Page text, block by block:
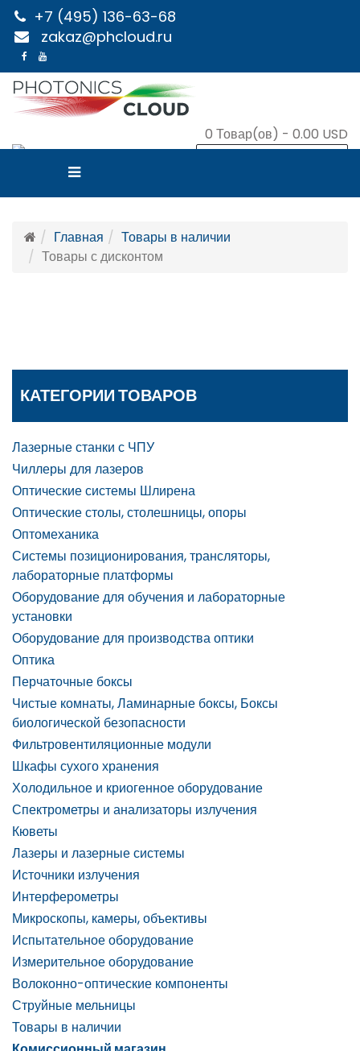
+7 (495) 136-63-68
zakaz@phcloud.ru
0 Товар(ов) - 0.00 USD
Главная
Товары в наличии
Товары с дисконтом
КАТЕГОРИИ ТОВАРОВ
Лазерные станки с ЧПУ
Чиллеры для лазеров
Оптические системы Шлирена
Оптические столы, столешницы, опоры
Оптомеханика
Системы позиционирования, трансляторы,
лабораторные платформы
Оборудование для обучения и лабораторные
установки
Оборудование для производства оптики
Оптика
Перчаточные боксы
Чистые комнаты, Ламинарные боксы, Боксы
биологической безопасности
Фильтровентиляционные модули
Шкафы сухого хранения
Холодильное и криогенное оборудование
Спектрометры и анализаторы излучения
Кюветы
Лазеры и лазерные системы
Источники излучения
Интерферометры
Микроскопы, камеры, объективы
Испытательное оборудование
Измерительное оборудование
Волоконно-оптические компоненты
Струйные мельницы
Товары в наличии